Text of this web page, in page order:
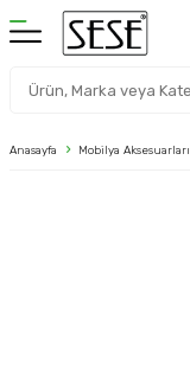
Anasayfa Mobilya Aksesuarları